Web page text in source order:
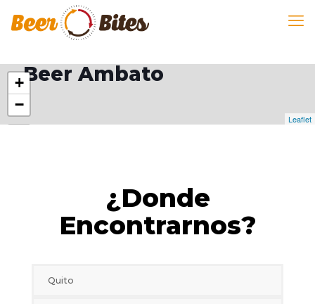
Beer Ambato
+
−
Leaflet
¿Donde
Encontrarnos?
Quito